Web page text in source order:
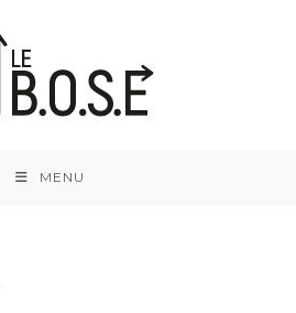
MENU